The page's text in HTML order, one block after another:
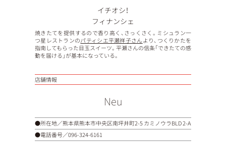
イチオシ！
フィナンシェ
焼きたてを提供するので香り高く、さっくさく。ミシュラン一
つ星レストランのパティシエ平瀬祥子さんより、つくりかたを
指南してもらった目玉スイーツ。平瀬さんの信条「できたての感
動を届ける」が基本になっている。
店舗情報
Neu
●所在地／熊本県熊本市中央区南坪井町2-5 カミノウラBLD 2-A
●電話番号／096-324-6161